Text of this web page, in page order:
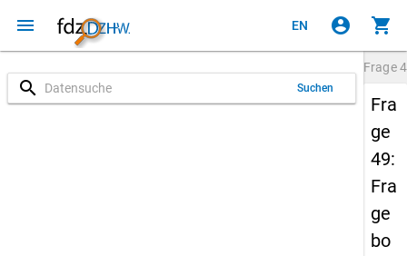
menu EN account_circle shopping_cart
search Suchen
Frage
Fra
ge
49:
Fra
ge
bo